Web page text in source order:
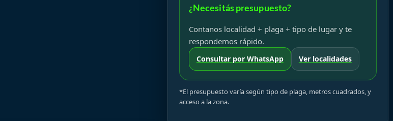
¿Necesitás presupuesto?
Contanos localidad + plaga + tipo de lugar y te
respondemos rápido.
Consultar por WhatsApp Ver localidades
*El presupuesto varía según tipo de plaga, metros cuadrados, y
acceso a la zona.